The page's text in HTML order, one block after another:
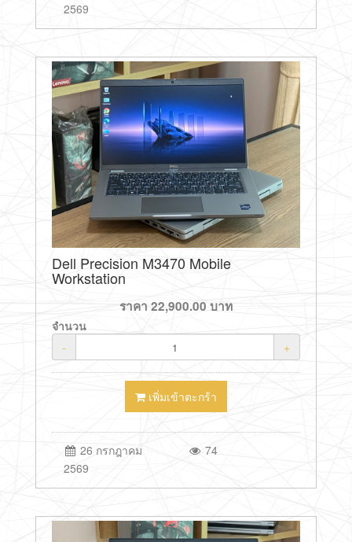
2569
Dell Precision M3470 Mobile
Workstation
ราคา 22,900.00 บาท
จำนวน
-
+
เพิ่มเข้าตะกร้า
26 กรกฎาคม
2569
74